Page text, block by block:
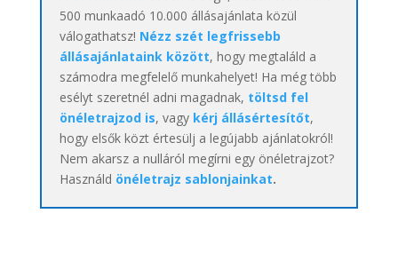
500 munkaadó 10.000 állásajánlata közül
válogathatsz! Nézz szét legfrissebb
állásajánlataink között, hogy megtaláld a
számodra megfelelő munkahelyet! Ha még több
esélyt szeretnél adni magadnak, töltsd fel
önéletrajzod is, vagy kérj állásértesítőt,
hogy elsők közt értesülj a legújabb ajánlatokról!
Nem akarsz a nulláról megírni egy önéletrajzot?
Használd önéletrajz sablonjainkat.